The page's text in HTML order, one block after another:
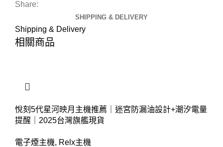
Share:
SHIPPING & DELIVERY
Shipping & Delivery
相關商品
悅刻5代星河映月主機推薦｜迷宮防漏油設計+潮汐電量
提醒｜2025台灣旗艦現貨
電子煙主機, Relx主機